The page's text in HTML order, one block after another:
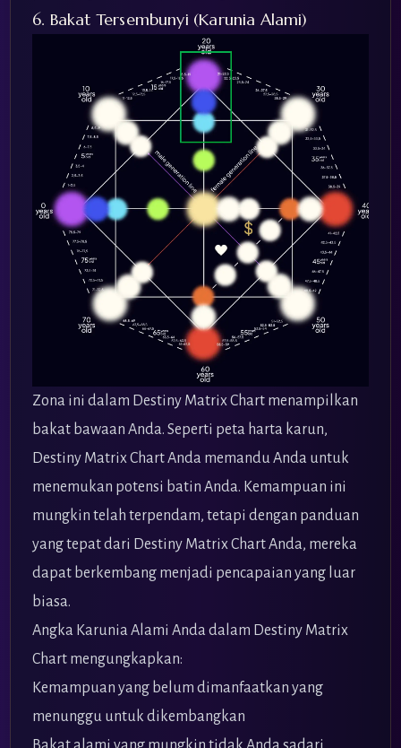
6. Bakat Tersembunyi (Karunia Alami)
Zona ini dalam Destiny Matrix Chart menampilkan
bakat bawaan Anda. Seperti peta harta karun,
Destiny Matrix Chart Anda memandu Anda untuk
menemukan potensi batin Anda. Kemampuan ini
mungkin telah terpendam, tetapi dengan panduan
yang tepat dari Destiny Matrix Chart Anda, mereka
dapat berkembang menjadi pencapaian yang luar
biasa.
Angka Karunia Alami Anda dalam Destiny Matrix
Chart mengungkapkan:
Kemampuan yang belum dimanfaatkan yang
menunggu untuk dikembangkan